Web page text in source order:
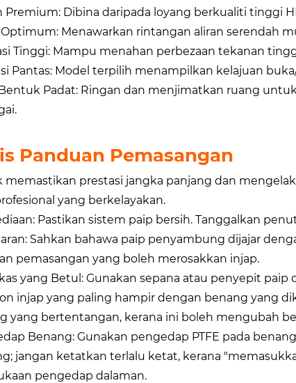
Premium: Dibina daripada loyang berkualiti tinggi
Menawarkan rintangan aliran serendah
Tinggi: Mampu menahan perbezaan tekanan
Pantas: Model terpilih menampilkan kelajuan
Padat: Ringan dan menjimatkan ruang
Panduan Pemasangan
memastikan prestasi jangka panjang dan
yang berkelayakan.
Pastikan sistem paip bersih. Tanggalkan
Sahkan bahawa paip penyambung dijajar
pemasangan yang boleh merosakkan injap.
yang Betul: Gunakan sepana atau penyepit
injap yang paling hampir dengan benang yang
yang bertentangan, kerana ini boleh mengubah
Benang: Gunakan pengedap PTFE pada
jangan ketatkan terlalu ketat, kerana
pengedap dalaman.